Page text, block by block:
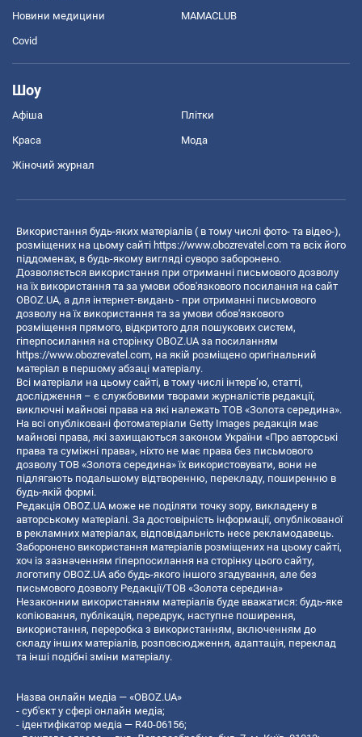
Новини медицини MAMACLUB
Covid
Шоу
Афіша Плітки
Краса Мода
Жіночий журнал
Використання будь-яких матеріалів ( в тому числі фото- та відео-),
розміщених на цьому сайті https://www.obozrevatel.com та всіх його
піддоменах, в будь-якому вигляді суворо заборонено.
Дозволяється використання при отриманні письмового дозволу
на їх використання та за умови обов'язкового посилання на сайт
OBOZ.UA, а для інтернет-видань - при отриманні письмового
дозволу на їх використання та за умови обов'язкового
розміщення прямого, відкритого для пошукових систем,
гіперпосилання на сторінку OBOZ.UA за посиланням
https://www.obozrevatel.com, на якій розміщено оригінальний
матеріал в першому абзаці матеріалу.
Всі матеріали на цьому сайті, в тому числі інтерв’ю, статті,
дослідження – є службовими творами журналістів редакції,
виключні майнові права на які належать ТОВ «Золота середина».
На всі опубліковані фотоматеріали Getty Images редакція має
майнові права, які захищаються законом України «Про авторські
права та суміжні права», ніхто не має права без письмового
дозволу ТОВ «Золота середина» їх використовувати, вони не
підлягають подальшому відтворенню, перекладу, поширенню в
будь-якій формі.
Редакція OBOZ.UA може не поділяти точку зору, викладену в
авторському матеріалі. За достовірність інформації, опублікованої
в рекламних матеріалах, відповідальність несе рекламодавець.
Заборонено використання матеріалів розміщених на цьому сайті,
хоч із зазначенням гіперпосилання на сторінку цього сайту,
логотипу OBOZ.UA або будь-якого іншого згадування, але без
письмового дозволу Редакції/ТОВ «Золота середина»
Незаконним використанням матеріалів буде вважатися: будь-яке
копiювання, публiкацiя, передрук, наступне поширення,
використання, переробка з використанням, включенням до
складу інших матеріалів, розповсюдження, адаптація, переклад
та інші подібні зміни матеріалу.
Назва онлайн медіа — «OBOZ.UA»
- суб'єкт у сфері онлайн медіа;
- ідентифікатор медіа — R40-06156;